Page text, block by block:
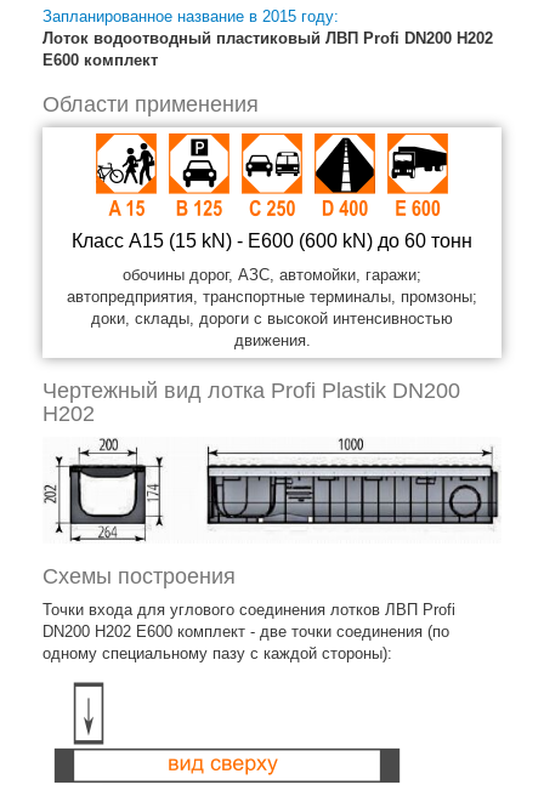
Запланированное название в 2015 году:
Лоток водоотводный пластиковый ЛВП Profi DN200 H202
E600 комплект
Области применения
Класс A15 (15 kN) - E600 (600 kN) до 60 тонн
обочины дорог, АЗС, автомойки, гаражи;
автопредприятия, транспортные терминалы, промзоны;
доки, склады, дороги с высокой интенсивностью
движения.
Чертежный вид лотка Profi Plastik DN200
H202
Схемы построения
Точки входа для углового соединения лотков ЛВП Profi
DN200 H202 E600 комплект - две точки соединения (по
одному специальному пазу с каждой стороны):